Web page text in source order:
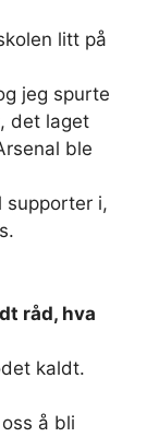
litt på
jeg spurte
det laget
ble
supporter i,
råd, hva
kaldt.
å bli